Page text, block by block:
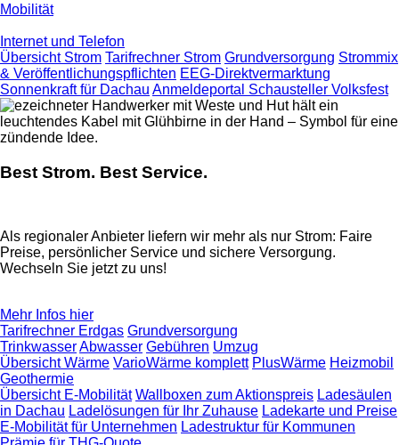
Mobilität
Internet und Telefon
Übersicht Strom Tarifrechner Strom Grundversorgung Strommix
& Veröffentlichungspflichten EEG-Direktvermarktung
Sonnenkraft für Dachau Anmeldeportal Schausteller Volksfest
Best Strom. Best Service.
Als regionaler Anbieter liefern wir mehr als nur Strom: Faire
Preise, persönlicher Service und sichere Versorgung.
Wechseln Sie jetzt zu uns!
Mehr Infos hier
Tarifrechner Erdgas Grundversorgung
TrinkwasserAbwasser Gebühren Umzug
Übersicht Wärme VarioWärme komplett PlusWärme Heizmobil
Geothermie
Übersicht E-Mobilität Wallboxen zum Aktionspreis Ladesäulen
in Dachau Ladelösungen für Ihr Zuhause Ladekarte und Preise
E-Mobilität für Unternehmen Ladestruktur für Kommunen